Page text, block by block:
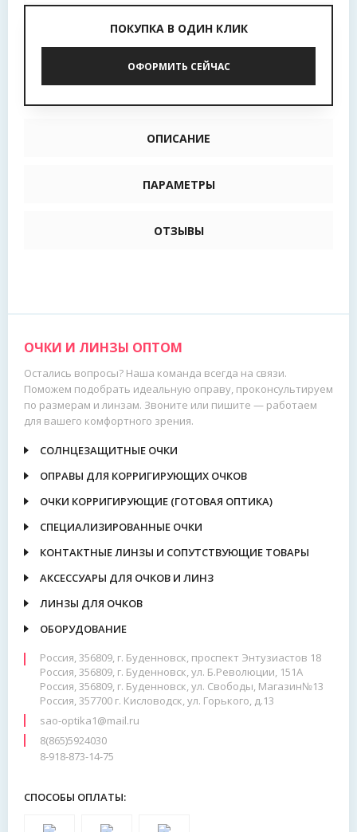
ПОКУПКА В ОДИН КЛИК
ОФОРМИТЬ СЕЙЧАС
ОПИСАНИЕ
ПАРАМЕТРЫ
ОТЗЫВЫ
ОЧКИ И ЛИНЗЫ ОПТОМ
Остались вопросы? Наша команда всегда на связи.
Поможем подобрать идеальную оправу, проконсультируем
по размерам и линзам. Звоните или пишите — работаем
для вашего комфортного зрения.
СОЛНЦЕЗАЩИТНЫЕ ОЧКИ
ОПРАВЫ ДЛЯ КОРРИГИРУЮЩИХ ОЧКОВ
ОЧКИ КОРРИГИРУЮЩИЕ (ГОТОВАЯ ОПТИКА)
СПЕЦИАЛИЗИРОВАННЫЕ ОЧКИ
КОНТАКТНЫЕ ЛИНЗЫ И СОПУТСТВУЮЩИЕ ТОВАРЫ
АКСЕССУАРЫ ДЛЯ ОЧКОВ И ЛИНЗ
ЛИНЗЫ ДЛЯ ОЧКОВ
ОБОРУДОВАНИЕ
Россия, 356809, г. Буденновск, проспект Энтузиастов 18
Россия, 356809, г. Буденновск, ул. Б.Революции, 151А
Россия, 356809, г. Буденновск, ул. Свободы, Магазин№13
Россия, 357700 г. Кисловодск, ул. Горького, д.13
sao-optika1@mail.ru
8(865)5924030
8-918-873-14-75
СПОСОБЫ ОПЛАТЫ: